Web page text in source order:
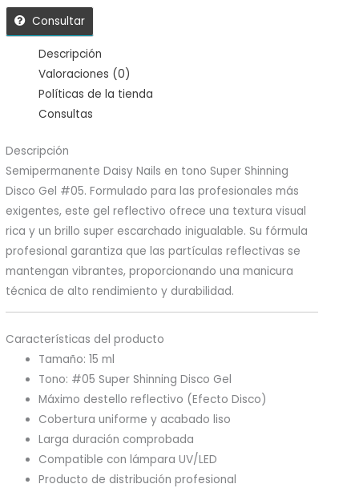
Consultar
Descripción
Valoraciones (0)
Políticas de la tienda
Consultas
Descripción
Semipermanente Daisy Nails en tono Super Shinning
Disco Gel #05. Formulado para las profesionales más
exigentes, este gel reflectivo ofrece una textura visual
rica y un brillo super escarchado inigualable. Su fórmula
profesional garantiza que las partículas reflectivas se
mantengan vibrantes, proporcionando una manicura
técnica de alto rendimiento y durabilidad.
Características del producto
Tamaño: 15 ml
Tono: #05 Super Shinning Disco Gel
Máximo destello reflectivo (Efecto Disco)
Cobertura uniforme y acabado liso
Larga duración comprobada
Compatible con lámpara UV/LED
Producto de distribución profesional